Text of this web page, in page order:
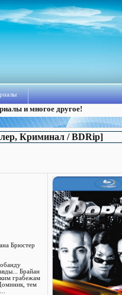
и многое другое!
Криминал / BDRip]
Брюстер
Брайан
грабежам
тем